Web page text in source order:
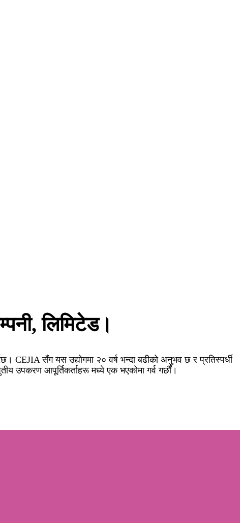
लिमिटेड।
CEJIA सँग यस उद्योगमा २० वर्ष भन्दा बढीको अनुभव छ र प्रतिस्पर्धी
उपकरण आपूर्तिकर्ताहरू मध्ये एक भएकोमा गर्व गर्छौं।